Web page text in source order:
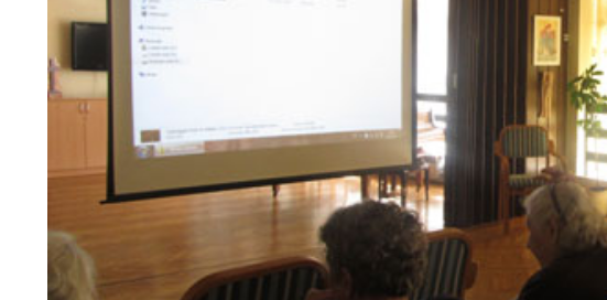
koriste
zaslona;
pritisnite
izbornika
pristupačnosti.